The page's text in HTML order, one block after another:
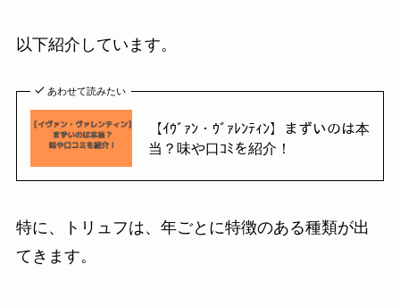
以下紹介しています。
あわせて読みたい
【ｲｳﾞｧﾝ・ｳﾞｧﾚﾝﾃｨﾝ】まずいのは本
当？味や口ｺﾐを紹介！
特に、トリュフは、年ごとに特徴のある種類が出
てきます。